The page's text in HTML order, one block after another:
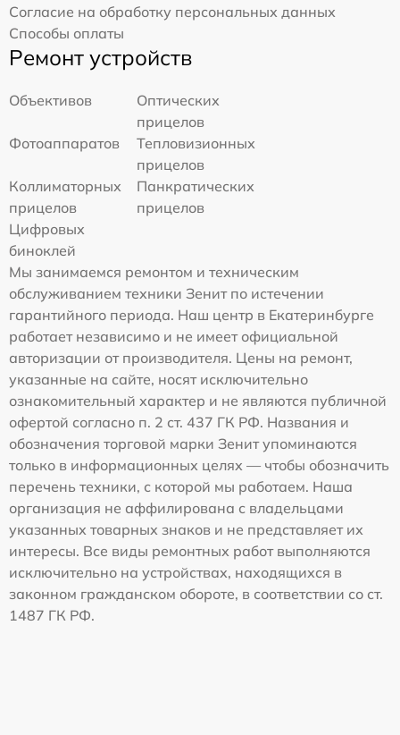
Согласие на обработку персональных данных
Способы оплаты
Ремонт устройств
Объективов
Оптических
прицелов
Фотоаппаратов
Тепловизионных
прицелов
Коллиматорных
прицелов
Панкратических
прицелов
Цифровых
биноклей
Мы занимаемся ремонтом и техническим
обслуживанием техники Зенит по истечении
гарантийного периода. Наш центр в Екатеринбурге
работает независимо и не имеет официальной
авторизации от производителя. Цены на ремонт,
указанные на сайте, носят исключительно
ознакомительный характер и не являются публичной
офертой согласно п. 2 ст. 437 ГК РФ. Названия и
обозначения торговой марки Зенит упоминаются
только в информационных целях — чтобы обозначить
перечень техники, с которой мы работаем. Наша
организация не аффилирована с владельцами
указанных товарных знаков и не представляет их
интересы. Все виды ремонтных работ выполняются
исключительно на устройствах, находящихся в
законном гражданском обороте, в соответствии со ст.
1487 ГК РФ.